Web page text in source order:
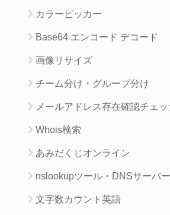
カラーピッカー
Base64 エンコード デコード
画像リサイズ
チーム分け・グループ分け
メールアドレス存在確認チェッ
Whois検索
あみだくじオンライン
nslookupツール・DNSサーバ
文字数カウント英語